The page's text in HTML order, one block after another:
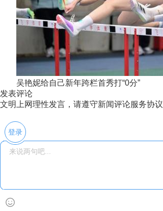
吴艳妮给自己新年跨栏首秀打“0分”
发表评论
文明上网理性发言，请遵守新闻评论服务协议
登录